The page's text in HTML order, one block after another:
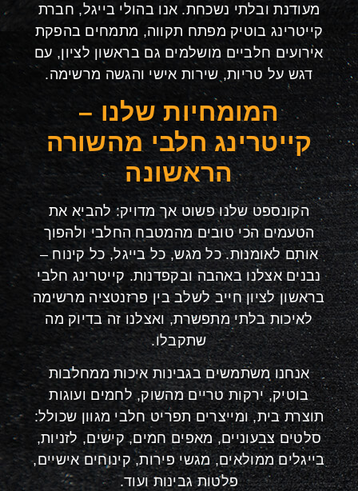
מעודנת ובלתי נשכחת. אנו בהולי בייגל, חברת
קייטרינג בוטיק מפתח תקווה, מתמחים בהפקת
אירועים חלביים מושלמים גם בראשון לציון, עם
דגש על טריות, שירות אישי והגשה מרשימה.
המומחיות שלנו –
קייטרינג חלבי מהשורה
הראשונה
הקונספט שלנו פשוט אך מדויק: להביא את
הטעמים הכי טובים מהמטבח החלבי ולהפוך
אותם לאומנות. כל מגש, כל בייגל, כל קינוח –
נבנים אצלנו באהבה ובקפדנות. קייטרינג חלבי
בראשון לציון חייב לשלב בין פרזנטציה מרשימה
לאיכות בלתי מתפשרת, ואצלנו זה בדיוק מה
שתקבלו.
אנחנו משתמשים בגבינות איכות ממחלבות
בוטיק, ירקות טריים מהשוק, לחמים ועוגות
תוצרת בית, ומייצרים תפריט חלבי מגוון שכולל:
סלטים צבעוניים, מאפים חמים, קישים, לזניות,
בייגלים ממולאים, מגשי פירות, קינוחים אישיים,
פלטות גבינות ועוד.